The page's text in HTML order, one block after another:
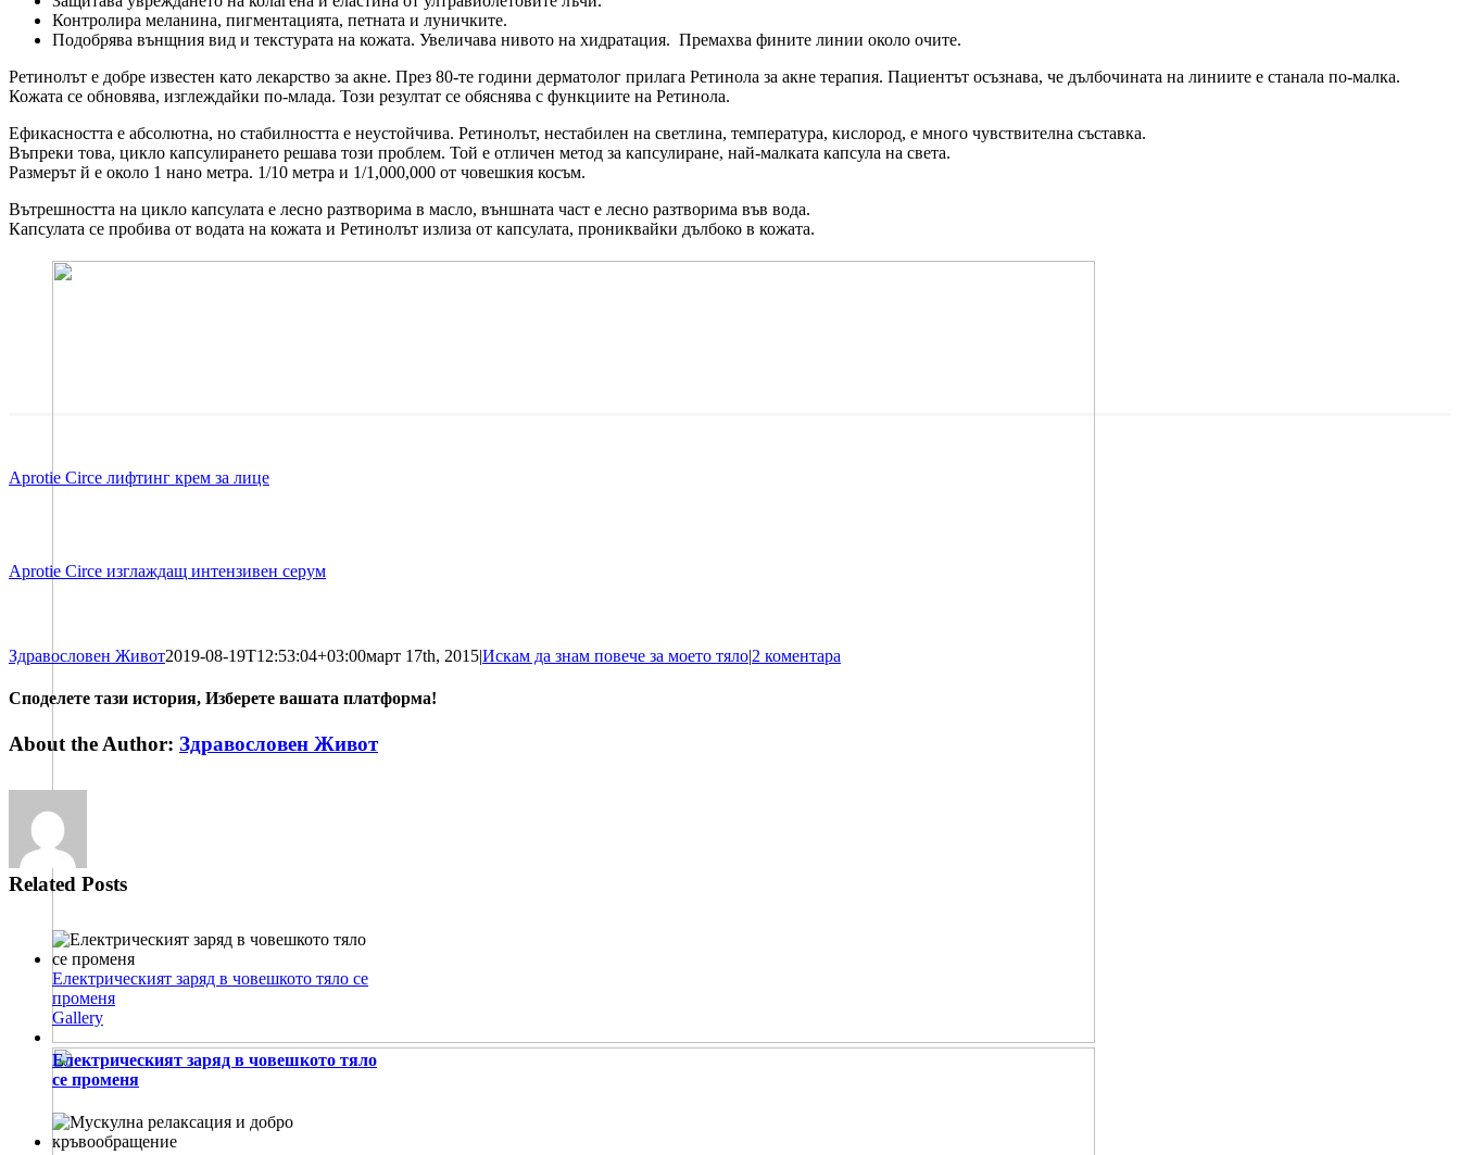
Контролира меланина, пигментацията, петната и луничките.
Подобрява вънщния вид и текстурата на кожата. Увеличава нивото на хидратация. Премахва фините линии около очите.
Ретинолът е добре известен като лекарство за акне. През 80-те години дерматолог прилага Ретинола за акне терапия. Пациентът осъзнава, че дълбочината на линиите е станала по-малка.
Кожата се обновява, изглеждайки по-млада. Този резултат се обяснява с функциите на Ретинола.
Ефикасността е абсолютна, но стабилността е неустойчива. Ретинолът, нестабилен на светлина, температура, кислород, е много чувствителна съставка.
Въпреки това, цикло капсулирането решава този проблем. Той е отличен метод за капсулиране, най-малката капсула на света.
Размерът й е около 1 нано метра. 1/10 метра и 1/1,000,000 от човешкия косъм.
Вътрешността на цикло капсулата е лесно разтворима в масло, външната част е лесно разтворима във вода.
Капсулата се пробива от водата на кожата и Ретинолът излиза от капсулата, прониквайки дълбоко в кожата.
Aprotie Circe лифтинг крем за лице
Aprotie Circe изглаждащ интензивен серум
Здравословен Живот2019-08-19T12:53:04+03:00март 17th, 2015|Искам да знам повече за моето тяло|2 коментара
Споделете тази история, Изберете вашата платформа!
facebook
twitter
linkedin
tumblr
pinterest
Email
About the Author: Здравословен Живот
Related Posts
Електрическият заряд в човешкото тяло се
променя
Gallery
Електрическият заряд в човешкото тяло
се променя